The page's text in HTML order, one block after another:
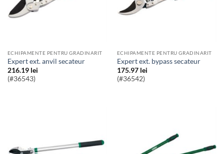
ECHIPAMENTE PENTRU GRADINARIT
expert ext. anvil secateur
216.19 lei
(#36543)
ECHIPAMENTE PENTRU GRADINARIT
expert ext. bypass secateur
175.97 lei
(#36542)